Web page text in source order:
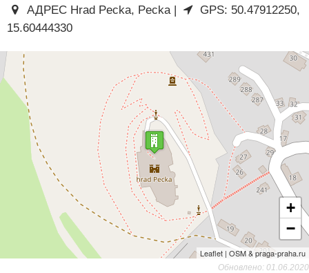
АДРЕС Hrad Pecka, Pecka |
GPS: 50.47912250,
15.60444330
+
−
Leaflet | OSM & praga-praha.ru
Обновлено: 01.06.2020